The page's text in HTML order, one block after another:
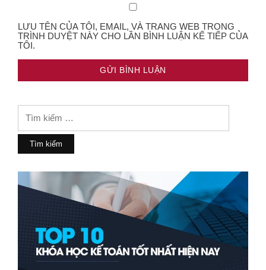
LƯU TÊN CỦA TÔI, EMAIL, VÀ TRANG WEB TRONG
TRÌNH DUYỆT NÀY CHO LẦN BÌNH LUẬN KẾ TIẾP CỦA
TÔI.
cho: